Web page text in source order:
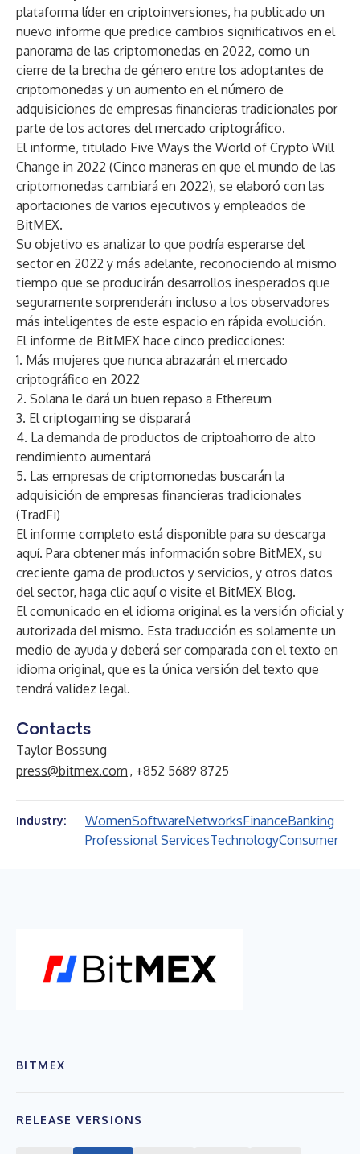
plataforma líder en criptoinversiones, ha publicado un
nuevo informe que predice cambios significativos en el
panorama de las criptomonedas en 2022, como un
cierre de la brecha de género entre los adoptantes de
criptomonedas y un aumento en el número de
adquisiciones de empresas financieras tradicionales por
parte de los actores del mercado criptográfico.
El informe, titulado Five Ways the World of Crypto Will
Change in 2022 (Cinco maneras en que el mundo de las
criptomonedas cambiará en 2022), se elaboró con las
aportaciones de varios ejecutivos y empleados de
BitMEX.
Su objetivo es analizar lo que podría esperarse del
sector en 2022 y más adelante, reconociendo al mismo
tiempo que se producirán desarrollos inesperados que
seguramente sorprenderán incluso a los observadores
más inteligentes de este espacio en rápida evolución.
El informe de BitMEX hace cinco predicciones:
1. Más mujeres que nunca abrazarán el mercado
criptográfico en 2022
2. Solana le dará un buen repaso a Ethereum
3. El criptogaming se disparará
4. La demanda de productos de criptoahorro de alto
rendimiento aumentará
5. Las empresas de criptomonedas buscarán la
adquisición de empresas financieras tradicionales
(TradFi)
El informe completo está disponible para su descarga
aquí. Para obtener más información sobre BitMEX, su
creciente gama de productos y servicios, y otros datos
del sector, haga clic aquío visite el BitMEX Blog.
El comunicado en el idioma original es la versión oficial y
autorizada del mismo. Esta traducción es solamente un
medio de ayuda y deberá ser comparada con el texto en
idioma original, que es la única versión del texto que
tendrá validez legal.
Contacts
Taylor Bossung
press@bitmex.com , +852 5689 8725
Industry: WomenSoftwareNetworksFinanceBanking
Professional ServicesTechnologyConsumer
BITMEX
RELEASE VERSIONS